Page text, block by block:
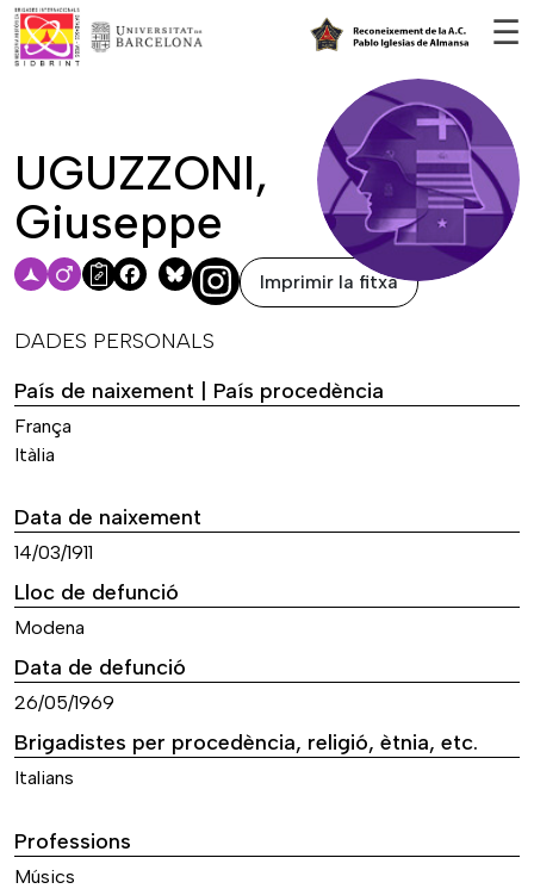
☰
UGUZZONI,
Giuseppe
Facebook
Bluesky Imprimir la fitxa
DADES PERSONALS
País de naixement | País procedència
França
Itàlia
Data de naixement
14/03/1911
Lloc de defunció
Modena
Data de defunció
26/05/1969
Brigadistes per procedència, religió, ètnia, etc.
Italians
Professions
Músics